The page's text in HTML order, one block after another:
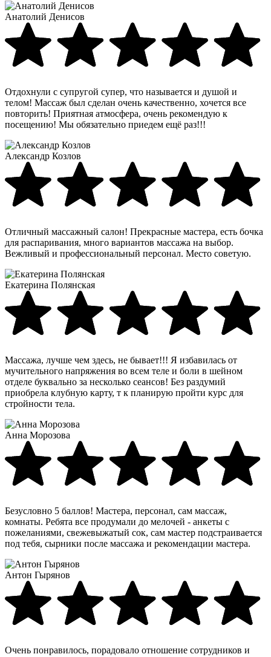
Анатолий Денисов
Отдохнули с супругой супер, что называется и душой и
телом! Массаж был сделан очень качественно, хочется все
повторить! Приятная атмосфера, очень рекомендую к
посещению! Мы обязательно приедем ещё раз!!!
Александр Козлов
Отличный массажный салон! Прекрасные мастера, есть бочка
для распаривания, много вариантов массажа на выбор.
Вежливый и профессиональный персонал. Место советую.
Екатерина Полянская
Массажа, лучше чем здесь, не бывает!!! Я избавилась от
мучительного напряжения во всем теле и боли в шейном
отделе буквально за несколько сеансов! Без раздумий
приобрела клубную карту, т к планирую пройти курс для
стройности тела.
Анна Морозова
Безусловно 5 баллов! Мастера, персонал, сам массаж,
комнаты. Ребята все продумали до мелочей - анкеты с
пожеланиями, свежевыжатый сок, сам мастер подстраивается
под тебя, сырники после массажа и рекомендации мастера.
Антон Гырянов
Очень понравилось, порадовало отношение сотрудников и